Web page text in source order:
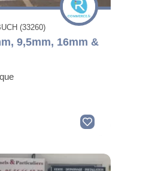
(33260)
9,5mm, 16mm &